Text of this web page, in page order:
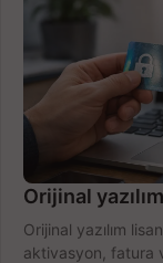
Orijinal
Orijinal yazılım
aktivasyon, fatura